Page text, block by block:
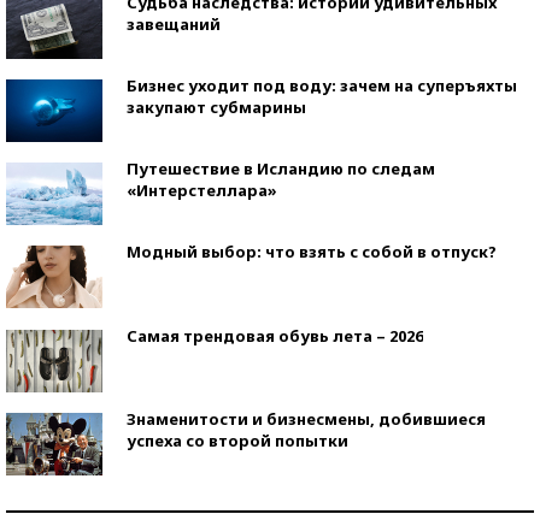
завещаний
Бизнес уходит под воду: зачем на суперъяхты
закупают субмарины
Путешествие в Исландию по следам
«Интерстеллара»
Модный выбор: что взять с собой в отпуск?
Самая трендовая обувь лета – 2026
Знаменитости и бизнесмены, добившиеся
успеха со второй попытки